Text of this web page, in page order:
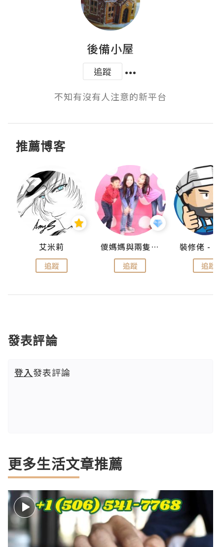
後備小屋
追蹤
不知有沒有人注意的新平台
推薦博客
艾米莉
追蹤
儍媽媽與兩隻小魔怪之家
追蹤 追蹤
發表評論
登入發表評論
更多生活文章推薦